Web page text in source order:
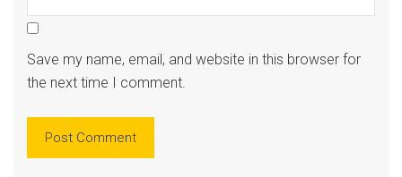
Save my name, email, and website in this browser for
the next time I comment.